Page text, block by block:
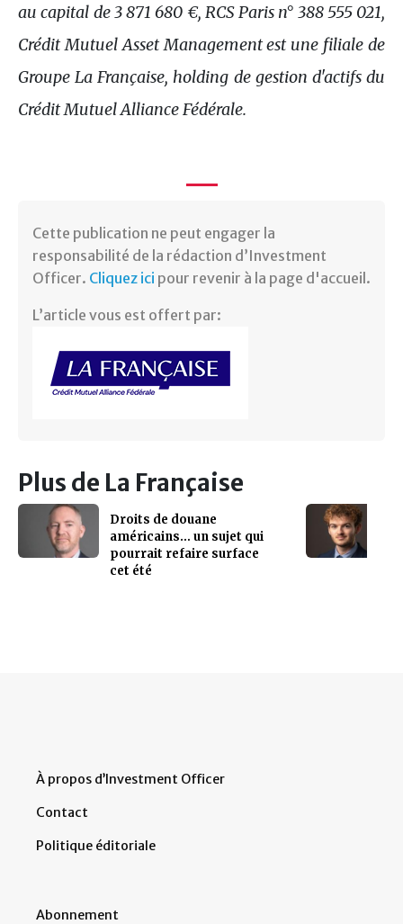
au capital de 3 871 680 €, RCS Paris n° 388 555 021,
Crédit Mutuel Asset Management est une filiale de
Groupe La Française, holding de gestion d'actifs du
Crédit Mutuel Alliance Fédérale.
Cette publication ne peut engager la
responsabilité de la rédaction d’Investment
Officer. Cliquez ici pour revenir à la page d'accueil.
L’article vous est offert par:
Plus de La Française
Droits de douane
américains… un sujet qui
pourrait refaire surface
cet été
À propos d’Investment Officer
Contact
Politique éditoriale
Abonnement